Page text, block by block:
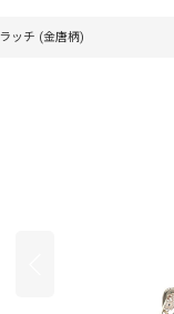
ッチ (金唐柄)